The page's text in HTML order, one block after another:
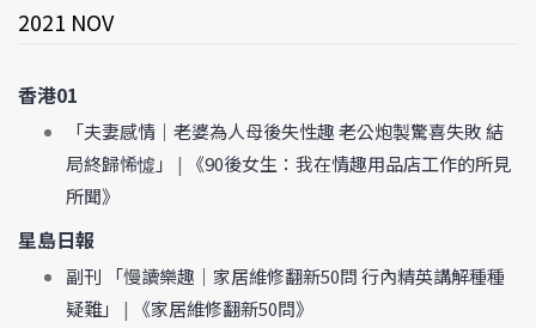
2021 NOV
香港01
「夫妻感情｜老婆為人母後失性趣 老公炮製驚喜失敗 結
局終歸悕憈」
|
《90後女生：我在情趣用品店工作的所見
所聞》
星島日報
副刊 「慢讀樂趣｜家居維修翻新50問 行內精英講解種種
疑難」
| 《家居維修翻新50問》